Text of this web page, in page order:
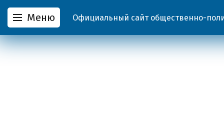
Меню Официальный сайт общественно-